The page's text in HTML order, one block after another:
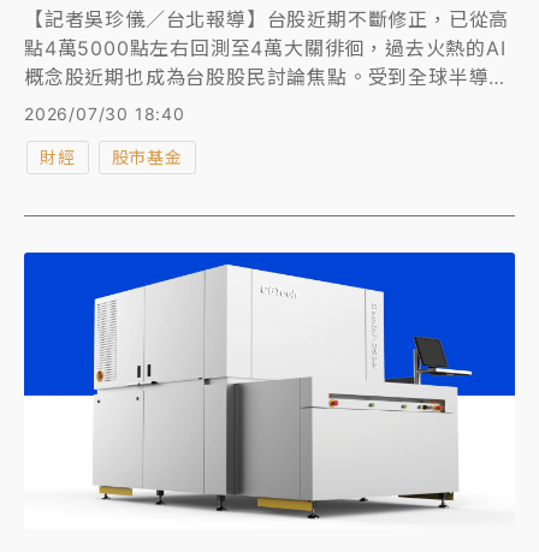
【記者吳珍儀／台北報導】台股近期不斷修正，已從高
點4萬5000點左右回測至4萬大關徘徊，過去火熱的AI
概念股近期也成為台股股民討論焦點。受到全球半導體
股修正影響，包括AI伺服器、晶圓代工、IC設計、先進
封裝、散熱等相關族群同步回檔，引發市場關注AI行情
是否降溫。對於AI是否過熱？中租基金平台總經理蘇皓
價，而非AI產業趨勢本身反轉。回顧過去每次科技典範
轉移，市場都曾歷經類似修正與疑慮，投資人不必因短
期波動就對長線格局失去信心。 此外，法人亦認為，
這波AI概念股修正主要反映市場資金重新調整，而非產
業基本面反轉，隨著全球科技巨頭持續擴大AI投資，台
灣AI供應鏈仍具長線競爭優勢，短線震盪反而提供布局
機會。
2026/07/30 18:40
財經 股市基金